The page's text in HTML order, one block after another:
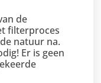
de
filterproces
natuur na.
Er is geen